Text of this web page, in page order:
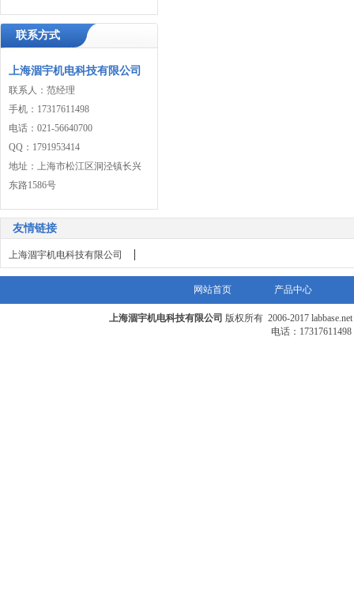
联系方式
上海涸宇机电科技有限公司
联系人：范经理
手机：17317611498
电话：021-56640700
QQ：1791953414
地址：上海市松江区洞泾镇长兴
东路1586号
友情链接
上海涸宇机电科技有限公司 |
网站首页 产品中心
上海涸宇机电科技有限公司 版权所有 2006-2017
电话：